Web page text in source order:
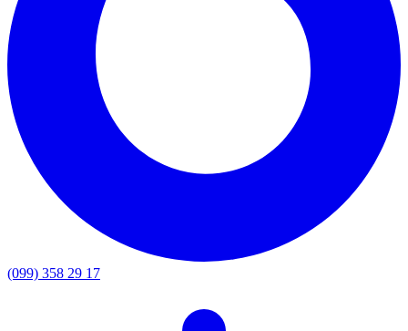
(099) 358 29 17